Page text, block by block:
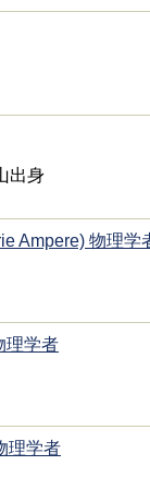
出身
Ampere) 物理学
理学者
理学者